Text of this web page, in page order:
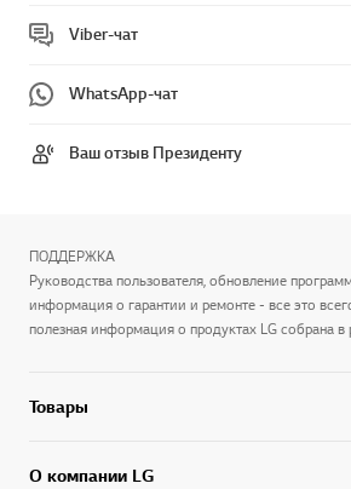
Viber-чат
WhatsApp-чат
Ваш отзыв Президенту
ПОДДЕРЖКА
Руководства пользователя, обновление
информация о гарантии и ремонте - все это
полезная информация о продуктах LG собрана
Товары
О компании LG